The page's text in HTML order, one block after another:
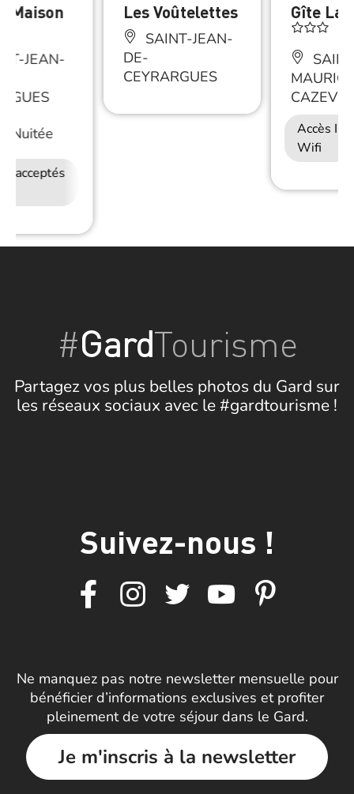
Maison
JEAN-
Nuitée
acceptés
Les Voûtelettes
SAINT-JEAN-
DE-
CEYRARGUES
Gîte La
Accès
Wifi
#GardTourisme
Partagez vos plus belles photos du Gard sur
les réseaux sociaux avec le #gardtourisme !
Suivez-nous !
Ne manquez pas notre newsletter mensuelle pour
bénéficier d’informations exclusives et profiter
pleinement de votre séjour dans le Gard.
Je m'inscris à la newsletter